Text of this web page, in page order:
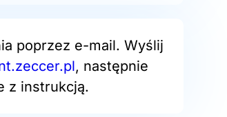
poprzez e-mail. Wyślij
, następnie
z instrukcją.